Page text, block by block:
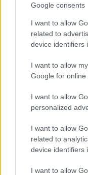
Google consents
I want to allow
related to
device identifiers
I want to allow
Google for online
I want to allow
personalized
I want to allow
related to
device identifiers
I want to allow
Őserdők
különleges
Európa Pont•2020. június